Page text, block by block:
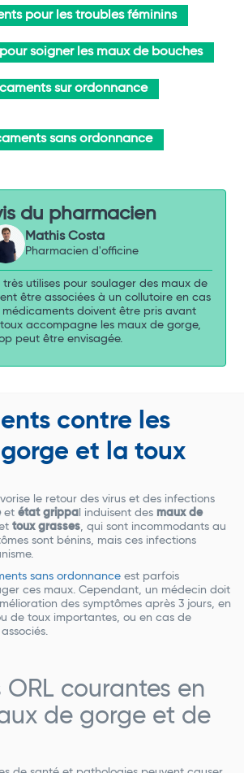
pour les troubles féminins
soigner les maux de bouches
sur ordonnance
sans ordonnance
du pharmacien
Mathis Costa
Pharmacien d'officine
très utilises pour soulager des maux de
être associées à un collutoire en cas
médicaments doivent être pris avant
toux accompagne les maux de gorge,
peut être envisagée.
contre les
et la toux
le retour des virus et des infections
et état grippa l induisent des maux de
toux grasses , qui sont incommodants au
sont bénins, mais ces infections
sans ordonnance est parfois
ces maux. Cependant, un médecin doit
des symptômes après 3 jours, en
de toux importantes, ou en cas de
ORL courantes en
de gorge et de